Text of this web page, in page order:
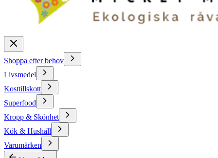
Shoppa efter behov
Livsmedel
Kosttillskott
Superfood
Kropp & Skönhet
Kök & Hushåll
Varumärken